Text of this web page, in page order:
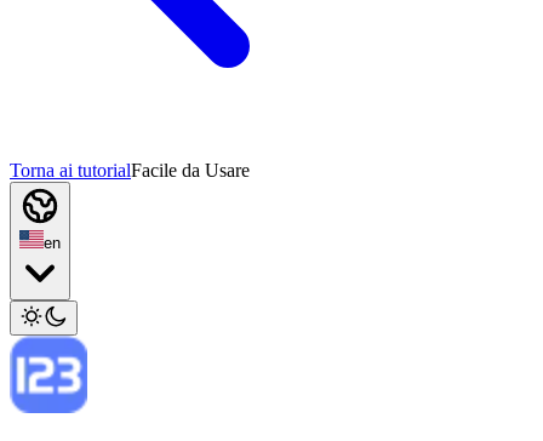
Torna ai tutorialFacile da Usare
en